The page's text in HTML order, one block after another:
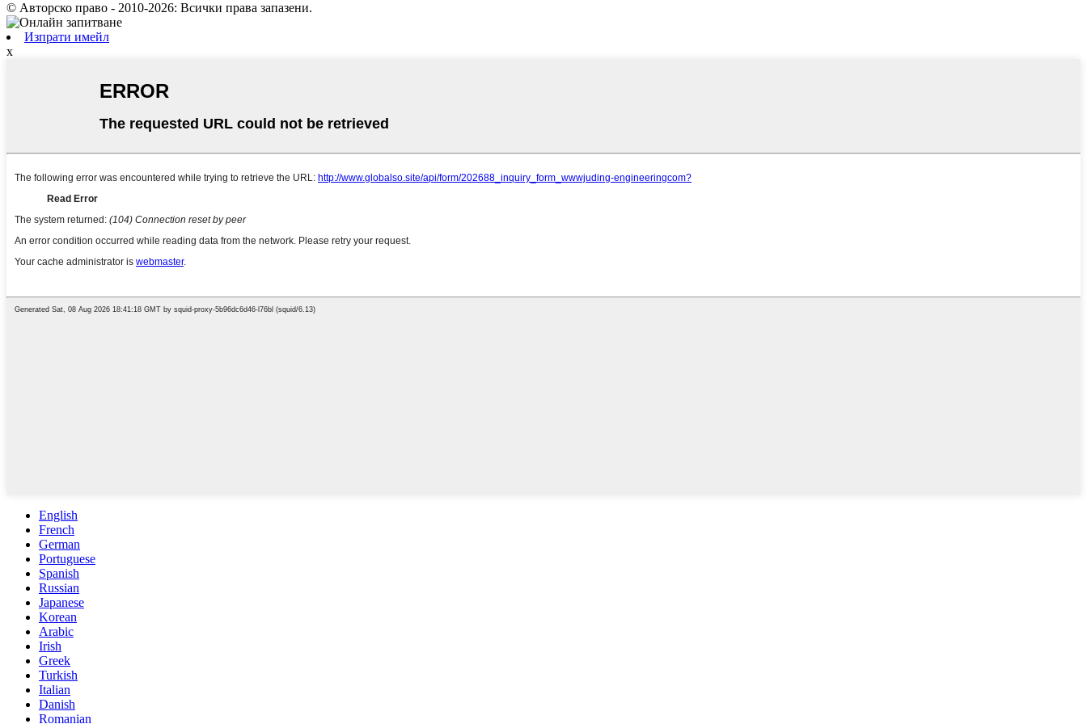
© Авторско право - 2010-2026: Всички права запазени.
Изпрати имейл
x
English
French
German
Portuguese
Spanish
Russian
Japanese
Korean
Arabic
Irish
Greek
Turkish
Italian
Danish
Romanian